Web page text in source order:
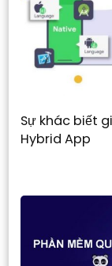
Sự khác biết
Hybrid App